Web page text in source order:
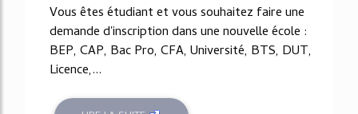
Vous êtes étudiant et vous souhaitez faire une
demande d'inscription dans une nouvelle école :
BEP, CAP, Bac Pro, CFA, Université, BTS, DUT,
Licence,...